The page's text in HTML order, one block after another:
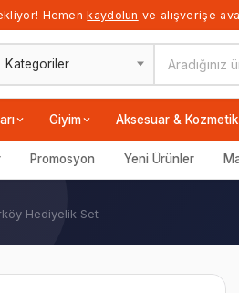
Hemenkaydolun ve alışverişe
Giyim Aksesuar & Kozmetik
Promosyon Yeni Ürünler
Hediyelik Set